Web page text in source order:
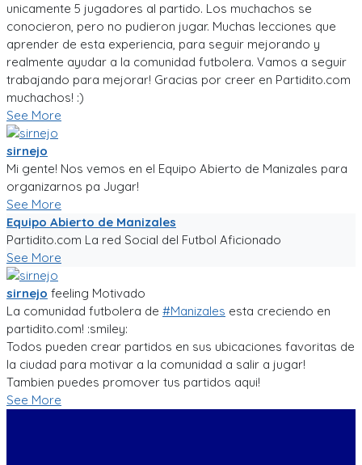
unicamente 5 jugadores al partido. Los muchachos se
conocieron, pero no pudieron jugar. Muchas lecciones que
aprender de esta experiencia, para seguir mejorando y
realmente ayudar a la comunidad futbolera. Vamos a seguir
trabajando para mejorar! Gracias por creer en Partidito.com
muchachos! :)
See More
sirnejo
Mi gente! Nos vemos en el Equipo Abierto de Manizales para
organizarnos pa Jugar!
See More
Equipo Abierto de Manizales
Partidito.com La red Social del Futbol Aficionado
See More
sirnejo feeling Motivado
La comunidad futbolera de #Manizales esta creciendo en
partidito.com! :smiley:
Todos pueden crear partidos en sus ubicaciones favoritas de
la ciudad para motivar a la comunidad a salir a jugar!
Tambien puedes promover tus partidos aqui!
See More